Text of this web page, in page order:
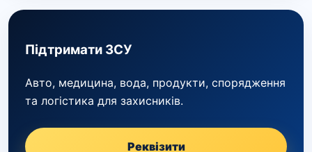
Підтримати ЗСУ
Авто, медицина, вода, продукти, спорядження
та логістика для захисників.
Реквізити